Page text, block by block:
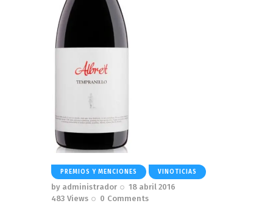
PREMIOS Y MENCIONES VINOTICIAS
by administrador
18 abril 2016
483 Views 0 Comments